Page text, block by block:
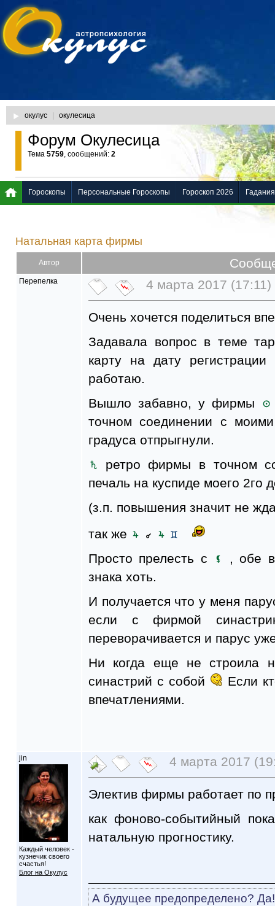
окулус окулесица
Форум Окулесица
Тема 5759, сообщений: 2
Натальная карта фирмы
Автор
Перепелка 4 марта 2017 (17:11)
Очень хочется поделиться
Задавала вопрос в теме
карту на дату
работаю.
Вышло забавно, у фирмы
точном соединении с
градуса отпрыгнули.
ретро фирмы в точном
печаль на куспиде моего 2го
(з.п. повышения значит не
так же
Просто прелесть с
, обе
знака хоть.
И получается что у меня
если с фирмой
переворачивается и парус
Ни когда еще не строила
синастрий с собой
Если
впечатлениями.
jin
Каждый человек -
кузнечик своего
счастья!
Блог на Окулус
4 марта 2017
Электив фирмы работает по
как фоново-событийный
натальную прогностику.
А будущее предопределено?
Гороскопы Персональные Гороскопы Гороскоп 2026 Гадания